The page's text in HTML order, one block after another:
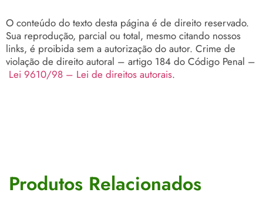
O conteúdo do texto desta página é de direito reservado.
Sua reprodução, parcial ou total, mesmo citando nossos
links, é proibida sem a autorização do autor. Crime de
violação de direito autoral – artigo 184 do Código Penal –
Lei 9610/98 – Lei de direitos autorais.
Produtos Relacionados